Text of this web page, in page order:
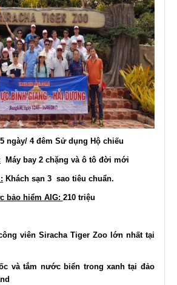
5 ngày/ 4 đêm Sử dụng Hộ chiếu
Máy bay 2 chặng và ô tô đời mới
Khách sạn 3 sao tiêu chuẩn.
bảo hiểm AIG: 210 triệu
viên Siracha Tiger Zoo lớn nhất tại
và tắm nước biển trong xanh tại đảo